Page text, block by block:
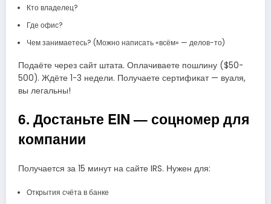
Кто владелец?
Где офис?
Чем занимаетесь? (Можно написать «всём» — делов-то)
Подаёте через сайт штата. Оплачиваете пошлину ($50-
500). Ждёте 1-3 недели. Получаете сертификат — вуаля,
вы легальны!
6. Достаньте EIN — соцномер для
компании
Получается за 15 минут на сайте IRS. Нужен для:
Открытия счёта в банке